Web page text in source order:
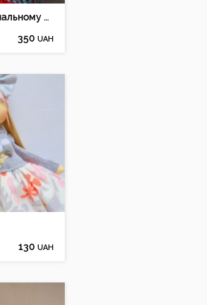
Українська лялька - в національному костюмі
350 UAH
130 UAH